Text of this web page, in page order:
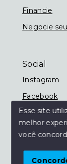
Financie
Negocie
Social
Instagram
Facebook
© Copyright
SITE PARA IMOBILIARIA
Esse site
melhor
você